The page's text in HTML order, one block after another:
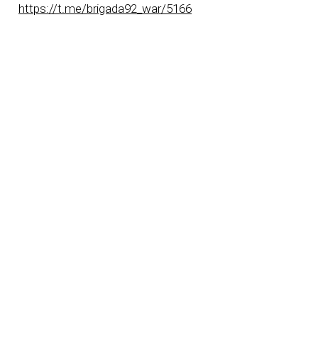
https://t.me/brigada92_war/5166